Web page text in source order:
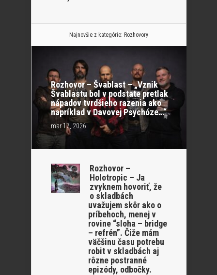
Najnovšie z kategórie: Rozhovory
Rozhovor – Švablast – „Vznik
Švablastu bol v podstate pretlak
nápadov tvrdšieho razenia ako
napríklad v Davovej Psychóze…“
mar 17, 2026
Rozhovor –
Holotropic – Ja
zvyknem hovoriť, že
o skladbách
uvažujem skôr ako o
príbehoch, menej v
rovine “sloha – bridge
– refrén”. Čiže mám
väčšinu času potrebu
robit v skladbách aj
rôzne postranné
epizódy, odbočky.